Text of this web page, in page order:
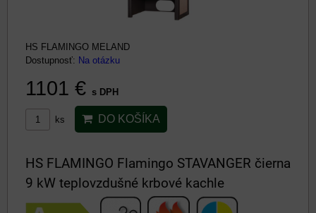
HS FLAMINGO MELAND
Dostupnosť: Na otázku
1101 € s DPH
ks DO KOŠÍKA
HS FLAMINGO Flamingo STAVANGER čierna
9 kW teplovzdušné krbové kachle